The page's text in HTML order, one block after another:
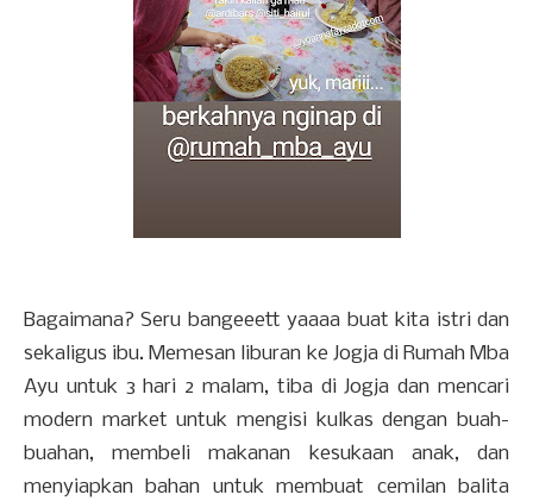
Bagaimana? Seru bangeeett yaaaa buat kita istri dan
sekaligus ibu. Memesan liburan ke Jogja di Rumah Mba
Ayu untuk 3 hari 2 malam, tiba di Jogja dan mencari
modern market untuk mengisi kulkas dengan buah-
buahan, membeli makanan kesukaan anak, dan
menyiapkan bahan untuk membuat cemilan balita